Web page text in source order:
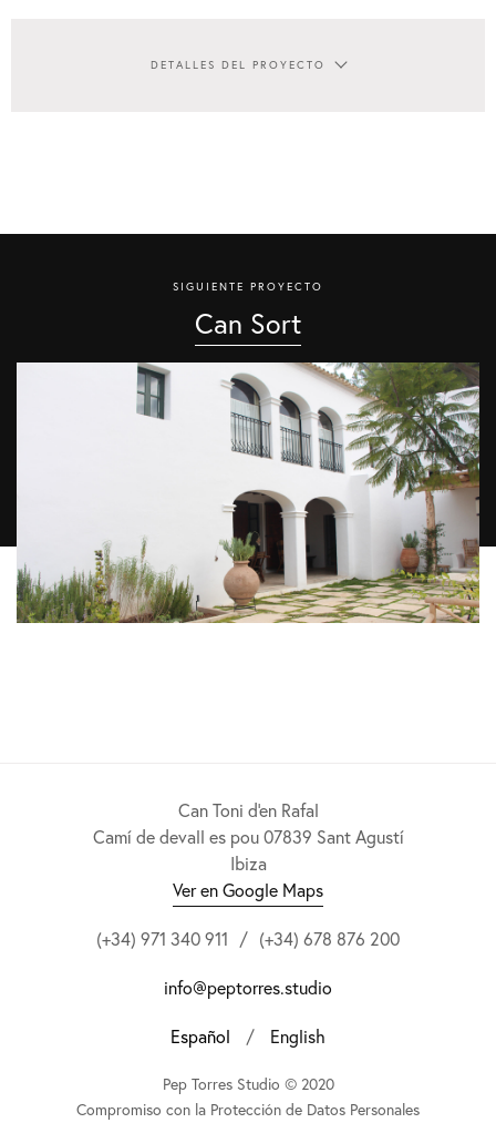
DETALLES DEL PROYECTO
SIGUIENTE PROYECTO
Can Sort
Can Toni d'en Rafal
Camí de devall es pou 07839 Sant Agustí
Ibiza
Ver en Google Maps
(+34) 971 340 911 / (+34) 678 876 200
info@peptorres.studio
Español / English
Pep Torres Studio © 2020
Compromiso con la Protección de Datos Personales